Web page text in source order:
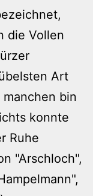
die Vollen
Art
bin
konnte
Ruhe
"Arschloch",